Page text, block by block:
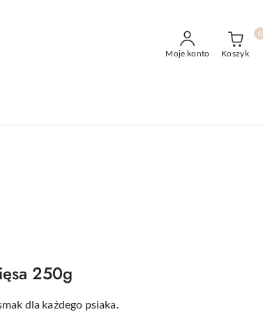
Moje konto Koszyk
0
250g
dla każdego psiaka.